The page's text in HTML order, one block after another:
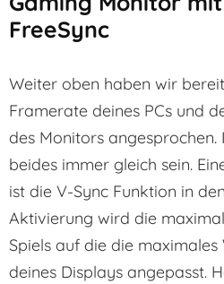
FreeSync
Weiter oben haben wir
Framerate deines PCs und
des Monitors
beides immer gleich sein.
ist die V-Sync Funktion in
Aktivierung wird die
Spiels auf die die
deines Displays angepasst.